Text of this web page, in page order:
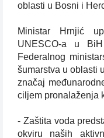
oblasti u Bosni i
Ministar Hrnjić
UNESCO-a u
Federalnog
šumarstva u oblasti
značaj
ciljem pronalaženja
- Zaštita voda
okviru naših